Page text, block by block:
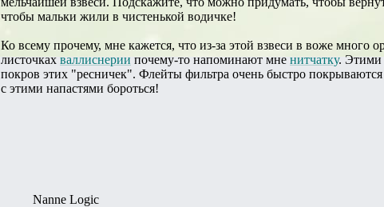
чтобы мальки жили в чистенькой водичке!
Ко всему прочему, мне кажется, что из-за этой взвеси в воже много
листочках валлиснерии почему-то напоминают мне нитчатку. Этими
покров этих "ресничек". Флейты фильтра очень быстро
с этими напастями бороться!
Nanne Logic